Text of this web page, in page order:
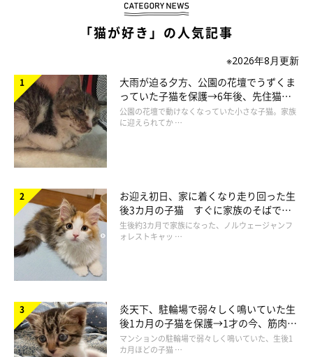
pic.twitter.com/tPIKsPdhUZ
「猫が好き」の人気記事
※2026年8月更新
大雨が迫る夕方、公園の花壇でうずくま
っていた子猫を保護→6年後、先住猫
と“姉妹”のような関係に
公園の花壇で動けなくなっていた小さな子猫。家族
に迎えられてか …
お迎え初日、家に着くなり走り回った生
後3カ月の子猫 すぐに家族のそばで落
ち着く姿に「迎えてよかった」
生後約3カ月で家族になった、ノルウェージャンフ
ォレストキャッ …
炎天下、駐輪場で弱々しく鳴いていた生
後1カ月の子猫を保護→1才の今、筋肉質
でツンデレなコに成長
マンションの駐輪場で弱々しく鳴いていた、生後1
カ月ほどの子猫 …